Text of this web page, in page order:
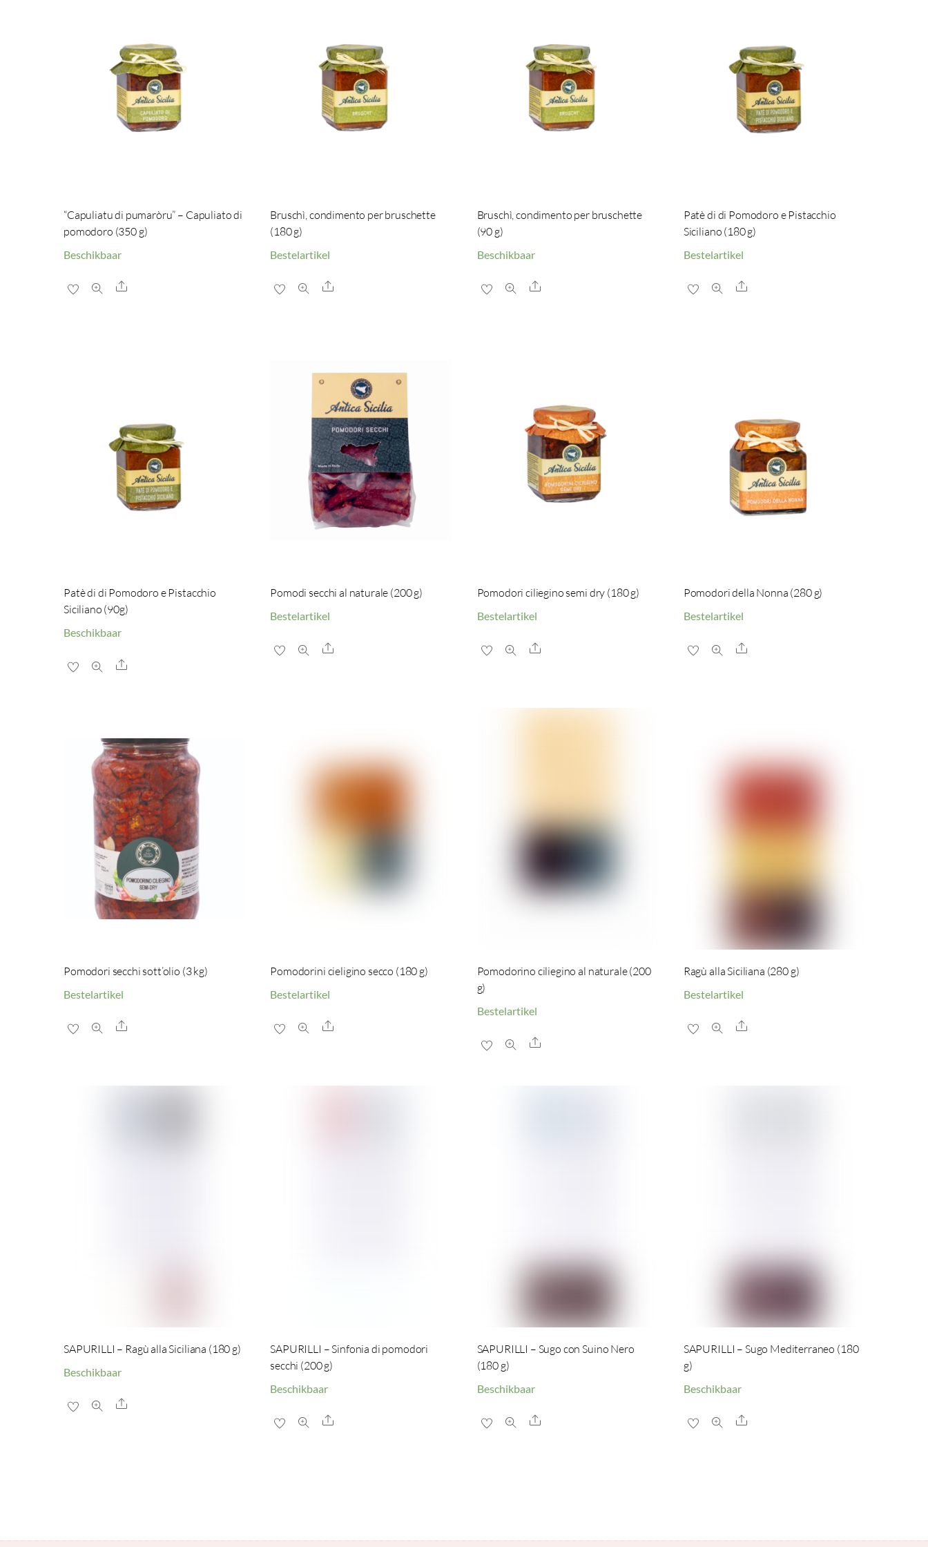
“Capuliatu di pumaròru” – Capuliato di
pomodoro (350 g)
Beschikbaar
Share
Bruschì, condimento per bruschette
(180 g)
Bestelartikel
Share
Bruschì, condimento per bruschette
(90 g)
Beschikbaar
Share
Patè di di Pomodoro e Pistacchio
Siciliano (180 g)
Bestelartikel
Share
Patè di di Pomodoro e Pistacchio
Siciliano (90g)
Beschikbaar
Share
Pomodi secchi al naturale (200 g)
Bestelartikel
Share
Pomodori ciliegino semi dry (180 g)
Bestelartikel
Share
Pomodori della Nonna (280 g)
Bestelartikel
Share
Pomodori secchi sott’olio (3 kg)
Bestelartikel
Share
Pomodorini cieligino secco (180 g)
Bestelartikel
Share
Pomodorino ciliegino al naturale (200
g)
Bestelartikel
Share
Ragù alla Siciliana (280 g)
Bestelartikel
Share
SAPURILLI – Ragù alla Siciliana (180 g)
Beschikbaar
Share
SAPURILLI – Sinfonia di pomodori
secchi (200 g)
Beschikbaar
Share
SAPURILLI – Sugo con Suino Nero
(180 g)
Beschikbaar
Share
SAPURILLI – Sugo Mediterraneo (180
g)
Beschikbaar
Share